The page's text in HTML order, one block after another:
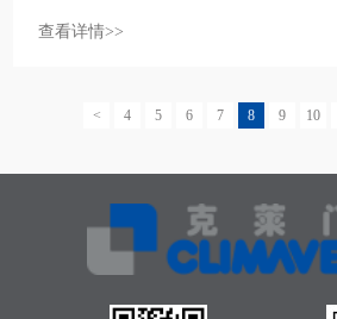
查看详情>>
< 4 5 6 7 8 9 10